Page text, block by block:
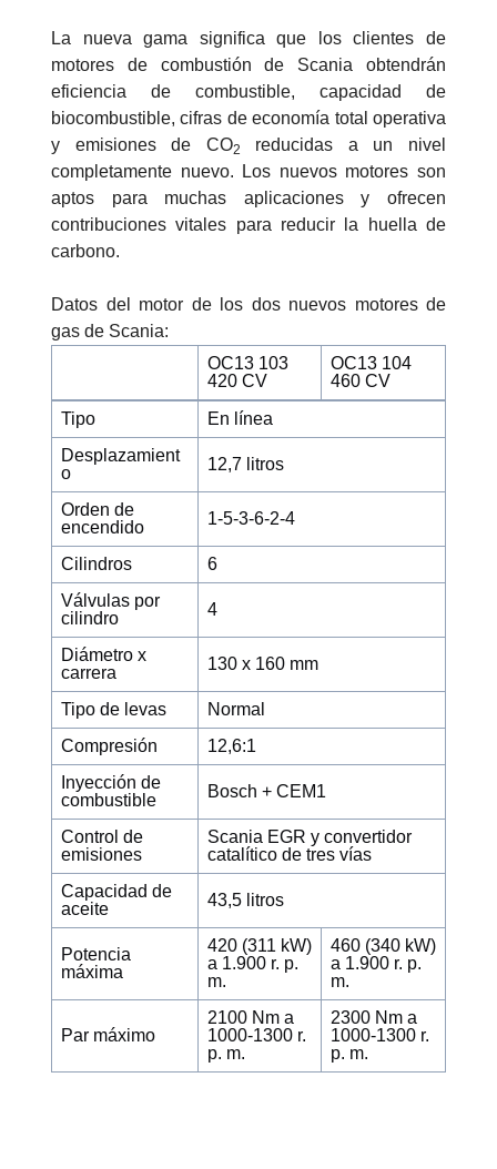
La nueva gama significa que los clientes de
motores de combustión de Scania obtendrán
eficiencia de combustible, capacidad de
biocombustible, cifras de economía total operativa
y emisiones de CO2
reducidas a un nivel
completamente nuevo. Los nuevos motores son
aptos para muchas aplicaciones y ofrecen
contribuciones vitales para reducir la huella de
carbono.
Datos del motor de los dos nuevos motores de
gas de Scania:
OC13 103
420 CV
OC13 104
460 CV
Tipo
En línea
Desplazamient
o
12,7 litros
Orden de
encendido
1-5-3-6-2-4
Cilindros
6
Válvulas por
cilindro
4
Diámetro x
carrera
130 x 160 mm
Tipo de levas
Normal
Compresión
12,6:1
Inyección de
combustible
Bosch + CEM1
Control de
emisiones
Scania EGR y convertidor
catalítico de tres vías
Capacidad de
aceite
43,5 litros
Potencia
máxima
420 (311 kW)
a 1.900 r. p.
m.
460 (340 kW)
a 1.900 r. p.
m.
Par máximo
2100 Nm a
1000-1300 r.
p. m.
2300 Nm a
1000-1300 r.
p. m.